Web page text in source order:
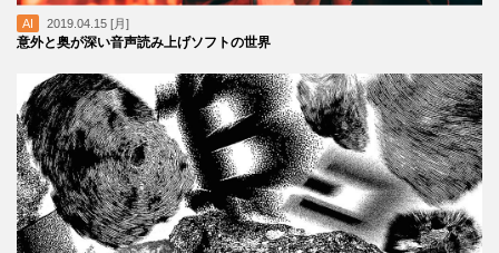
AI 2019.04.15 [月]
意外と奥が深い音声読み上げソフトの世界